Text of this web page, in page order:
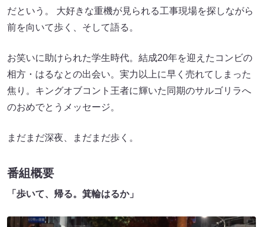
だという。 大好きな重機が見られる工事現場を探しながら
前を向いて歩く、そして語る。
お笑いに助けられた学生時代。結成20年を迎えたコンビの
相方・はるなとの出会い。実力以上に早く売れてしまった
焦り。キングオブコント王者に輝いた同期のサルゴリラへ
のおめでとうメッセージ。
まだまだ深夜、まだまだ歩く。
番組概要
「歩いて、帰る。箕輪はるか」